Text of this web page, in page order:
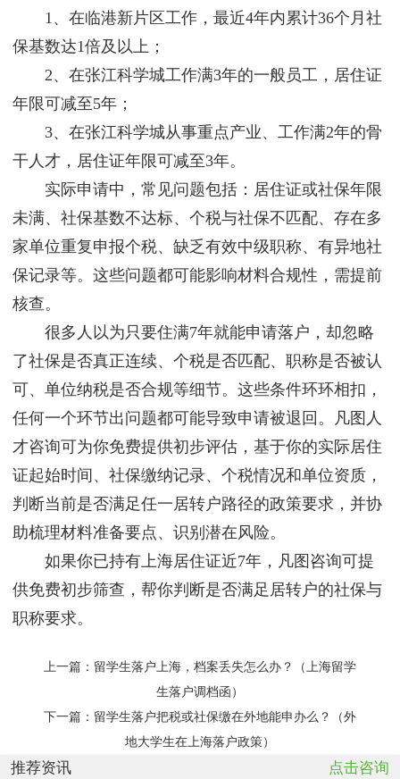
1、在临港新片区工作，最近4年内累计36个月社
保基数达1倍及以上；
2、在张江科学城工作满3年的一般员工，居住证
年限可减至5年；
3、在张江科学城从事重点产业、工作满2年的骨
干人才，居住证年限可减至3年。
实际申请中，常见问题包括：居住证或社保年限
未满、社保基数不达标、个税与社保不匹配、存在多
家单位重复申报个税、缺乏有效中级职称、有异地社
保记录等。这些问题都可能影响材料合规性，需提前
核查。
很多人以为只要住满7年就能申请落户，却忽略
了社保是否真正连续、个税是否匹配、职称是否被认
可、单位纳税是否合规等细节。这些条件环环相扣，
任何一个环节出问题都可能导致申请被退回。凡图人
才咨询可为你免费提供初步评估，基于你的实际居住
证起始时间、社保缴纳记录、个税情况和单位资质，
判断当前是否满足任一居转户路径的政策要求，并协
助梳理材料准备要点、识别潜在风险。
如果你已持有上海居住证近7年，凡图咨询可提
供免费初步筛查，帮你判断是否满足居转户的社保与
职称要求。
上一篇： 留学生落户上海，档案丢失怎么办？（上海留学
生落户调档函）
下一篇： 留学生落户把税或社保缴在外地能申办么？（外
地大学生在上海落户政策）
推荐资讯 点击咨询